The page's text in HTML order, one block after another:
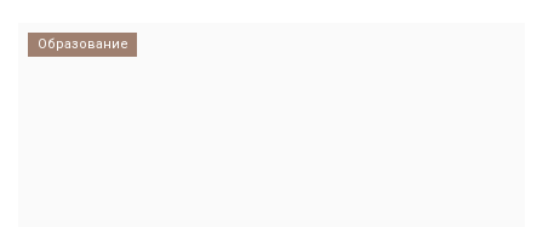
Образование